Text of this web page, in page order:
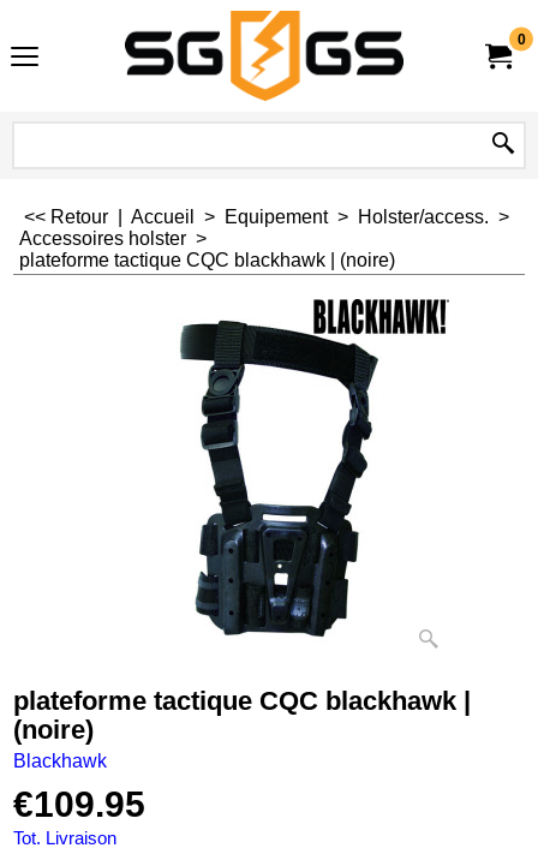
0
<< Retour Accueil > Equipement> Holster/access. >
Accessoires holster >
plateforme tactique CQC blackhawk | (noire)
plateforme tactique CQC blackhawk |
(noire)
Blackhawk
€109.95
Tot. Livraison